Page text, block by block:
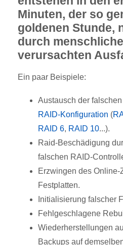
Minuten, der so
goldenen Stunde,
durch
verursachten
Ein paar Beispiele:
Austausch der
RAID-Konfiguration (
RAID 6, RAID 10...).
Raid-Beschädigung
falschen RAID-
Erzwingen des Online-
Festplatten.
Initialisierung falscher
Fehlgeschlagene
Wiederherstellungen
Backups auf